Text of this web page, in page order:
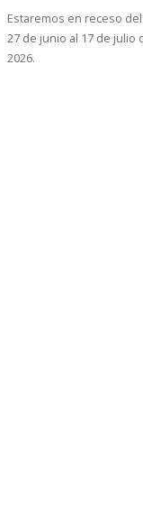
Estaremos en receso
27 de junio al 17 de julio
2026.